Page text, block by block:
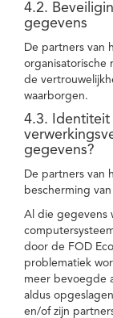
4.2.
gegevens
De partners van
organisatorische
de
waarborgen.
4.3. Identiteit
gegevens?
De partners van
bescherming
Al die gegevens
door de FOD
problematiek
meer bevoegde
aldus
en/of zijn